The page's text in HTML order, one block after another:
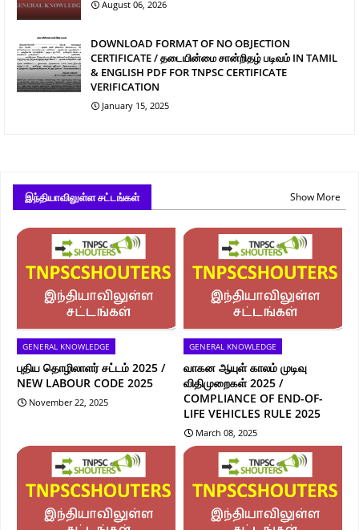
August 06, 2026
DOWNLOAD FORMAT OF NO OBJECTION
CERTIFICATE / தடையின்மை சான்றிதழ் படிவம் IN TAMIL
& ENGLISH PDF FOR TNPSC CERTIFICATE
VERIFICATION
January 15, 2025
இந்தியாவிலுள்ள சட்டங்கள் Show More
GENERAL KNOWLEDGE
புதிய தொழிலாளர் சட்டம் 2025 /
NEW LABOUR CODE 2025
November 22, 2025
GENERAL KNOWLEDGE
வாகன ஆயுள் காலம் முடிவு
விதிமுறைகள் 2025 /
COMPLIANCE OF END-OF-
LIFE VEHICLES RULE 2025
March 08, 2025